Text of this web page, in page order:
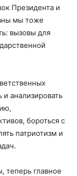
Президента и
мы тоже
вызовы для
и анализировать
бороться с
патриотизм и
теперь главное